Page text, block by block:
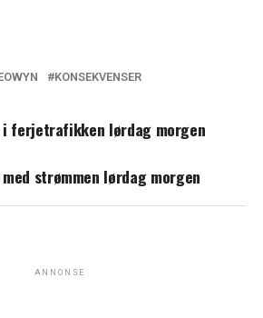
KONSEKVENSER
ferjetrafikken lørdag morgen
strømmen lørdag morgen
ANNONSE